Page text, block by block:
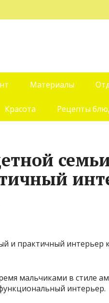
Материалы
Красота Рецепты
мальчиками в стиле
интерьер.